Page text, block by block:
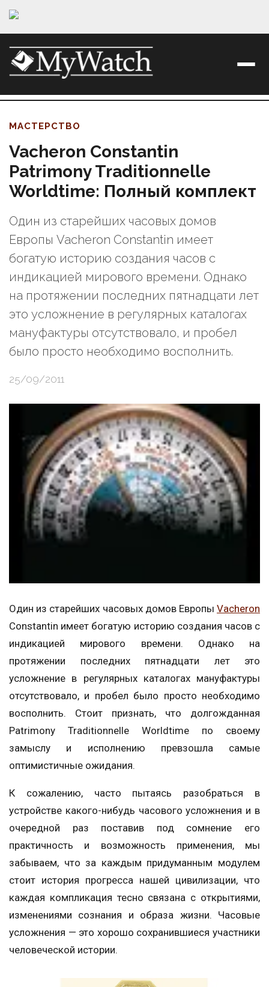
МАСТЕРСТВО
Vacheron Constantin
Patrimony Traditionnelle
Worldtime: Полный комплект
Один из старейших часовых домов
Европы Vacheron Constantin имеет
богатую историю создания часов с
индикацией мирового времени. Однако
на протяжении последних пятнадцати лет
это усложнение в регулярных каталогах
мануфактуры отсутствовало, и пробел
было просто необходимо восполнить.
25/09/2011
Один из старейших часовых домов Европы Vacheron
Constantin имеет богатую историю создания часов с
индикацией мирового времени. Однако на
протяжении последних пятнадцати лет это
усложнение в регулярных каталогах мануфактуры
отсутствовало, и пробел было просто необходимо
восполнить. Стоит признать, что долгожданная
Patrimony Traditionnelle Worldtime по своему
замыслу и исполнению превзошла самые
оптимистичные ожидания.
К сожалению, часто пытаясь разобраться в
устройстве какого-нибудь часового усложнения и в
очередной раз поставив под сомнение его
практичность и возможность применения, мы
забываем, что за каждым придуманным модулем
стоит история прогресса нашей цивилизации, что
каждая компликация тесно связана с открытиями,
изменениями сознания и образа жизни. Часовые
усложнения — это хорошо сохранившиеся участники
человеческой истории.